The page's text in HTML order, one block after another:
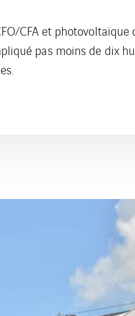
CFA et
pas moins de dix